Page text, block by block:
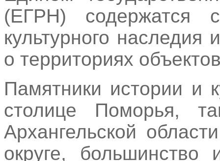
(ЕГРН) содержатся
культурного наследия
о территориях
Памятники истории и
столице Поморья,
Архангельской
округе,